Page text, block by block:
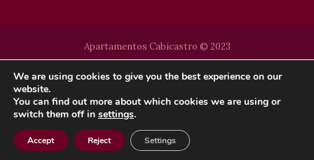
Apartamentos Cabicastro © 2023
Otras subvenciones
We are using cookies to give you the best experience on our
website.
You can find out more about which cookies we are using or
switch them off in settings.
Accept Reject Settings